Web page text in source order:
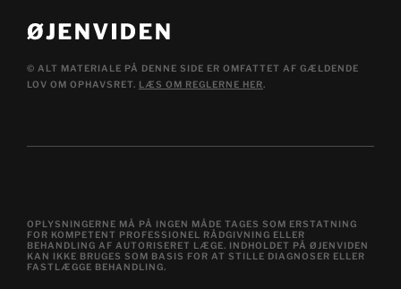
© ALT MATERIALE PÅ DENNE SIDE ER OMFATTET AF GÆLDENDE
LOV OM OPHAVSRET. LÆS OM REGLERNE HER.
OPLYSNINGERNE MÅ PÅ INGEN MÅDE TAGES SOM ERSTATNING
FOR KOMPETENT PROFESSIONEL RÅDGIVNING ELLER
BEHANDLING AF AUTORISERET LÆGE. INDHOLDET PÅ ØJENVIDEN
KAN IKKE BRUGES SOM BASIS FOR AT STILLE DIAGNOSER ELLER
FASTLÆGGE BEHANDLING.